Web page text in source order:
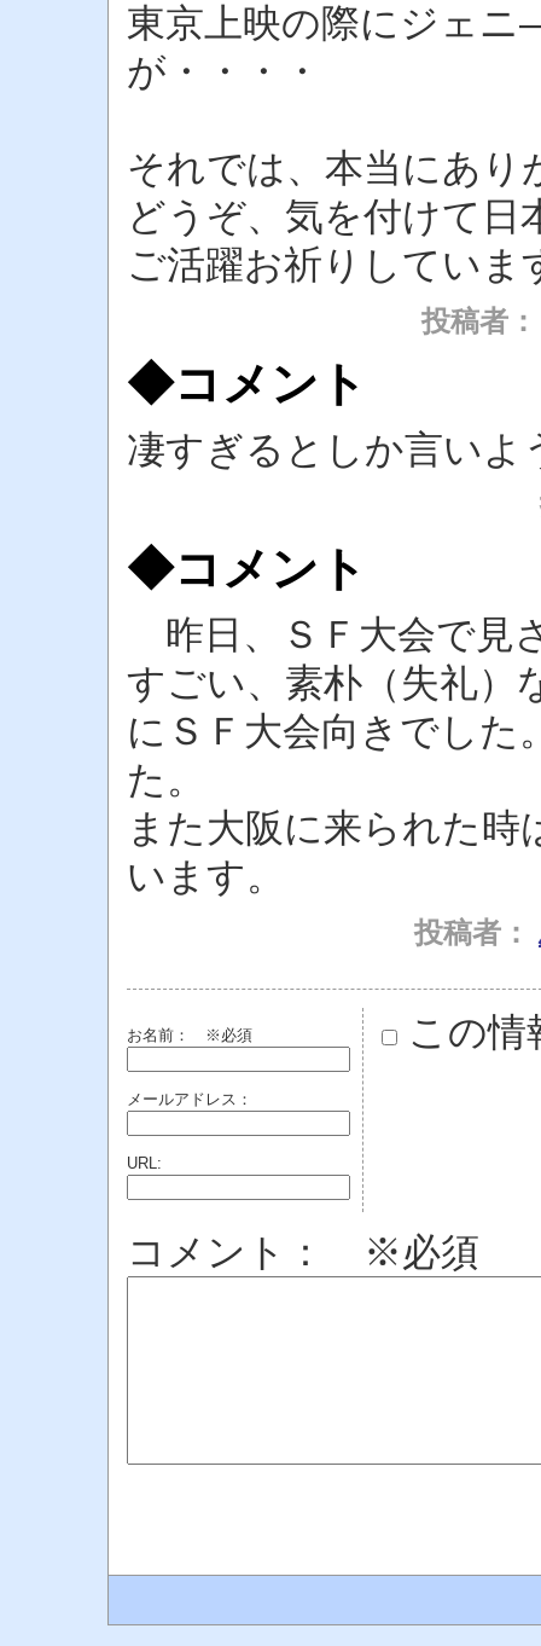
東京上映の際にジェ
が・・・・
それでは、本当にあ
どうぞ、気を付けて日
ご活躍お祈りしていま
投稿者
◆コメント
凄すぎるとしか言いよ
◆コメント
昨日、ＳＦ大会で見
すごい、素朴（失礼）
にＳＦ大会向きでした
た。
また大阪に来られた
います。
投稿者：
お名前： ※必須
メールアドレス：
URL:
この情
コメント： ※必須